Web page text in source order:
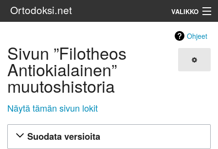
Ortodoksi.net VALIKKO
Haku
Ohjeet
Sivun ”Filotheos
Antiokialainen”
muutoshistoria
Näytä tämän sivun lokit
Suodata versioita